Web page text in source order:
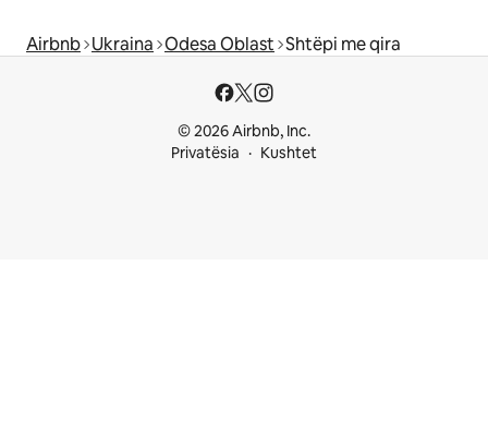
Airbnb Ukraina Odesa Oblast Shtëpi me qira
© 2026 Airbnb, Inc.
Privatësia
Kushtet